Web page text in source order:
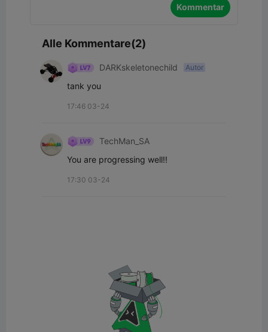
Kommentar
Alle Kommentare(2)
DARKskeletonechild Autor
tank you
17:46 03-24
TechMan_SA
You are progressing well!!
17:30 03-24